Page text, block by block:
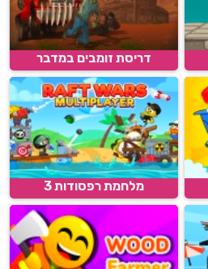
דריסת זומבים במדבר
מלחמת רפסודות 3